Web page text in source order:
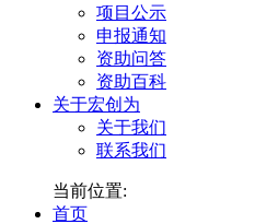
项目公示
申报通知
资助问答
资助百科
关于宏创为
关于我们
联系我们
当前位置:
首页